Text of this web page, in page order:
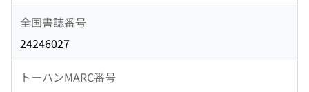
全国書誌番号
24246027
トーハンMARC番号